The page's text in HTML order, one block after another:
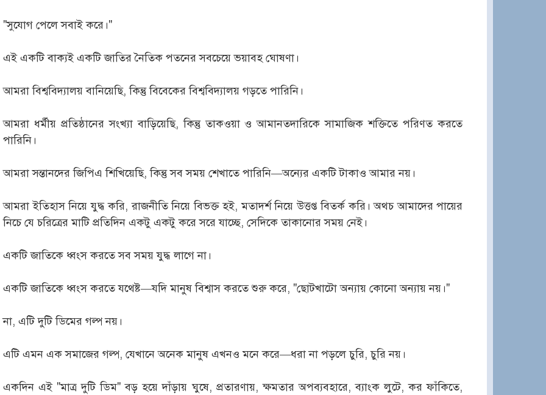
"সুযোগ পেলে সবাই করে।"
এই একটি বাক্যই একটি জাতির নৈতিক পতনের সবচেয়ে ভয়াবহ ঘোষণা।
আমরা বিশ্ববিদ্যালয় বানিয়েছি, কিন্তু বিবেকের বিশ্ববিদ্যালয় গড়তে পারিনি।
আমরা ধর্মীয় প্রতিষ্ঠানের সংখ্যা বাড়িয়েছি, কিন্তু তাকওয়া ও আমানতদারিকে সামাজিক শক্তিতে পরিণত করতে
পারিনি।
আমরা সন্তানদের জিপিএ শিখিয়েছি, কিন্তু সব সময় শেখাতে পারিনি—অন্যের একটি টাকাও আমার নয়।
আমরা ইতিহাস নিয়ে যুদ্ধ করি, রাজনীতি নিয়ে বিভক্ত হই, মতাদর্শ নিয়ে উত্তপ্ত বিতর্ক করি। অথচ আমাদের পায়ের
নিচে যে চরিত্রের মাটি প্রতিদিন একটু একটু করে সরে যাচ্ছে, সেদিকে তাকানোর সময় নেই।
একটি জাতিকে ধ্বংস করতে সব সময় যুদ্ধ লাগে না।
একটি জাতিকে ধ্বংস করতে যথেষ্ট—যদি মানুষ বিশ্বাস করতে শুরু করে, "ছোটখাটো অন্যায় কোনো অন্যায় নয়।"
না, এটি দুটি ডিমের গল্প নয়।
এটি এমন এক সমাজের গল্প, যেখানে অনেক মানুষ এখনও মনে করে—ধরা না পড়লে চুরি, চুরি নয়।
একদিন এই "মাত্র দুটি ডিম" বড় হয়ে দাঁড়ায় ঘুষে, প্রতারণায়, ক্ষমতার অপব্যবহারে, ব্যাংক লুটে, কর ফাঁকিতে,